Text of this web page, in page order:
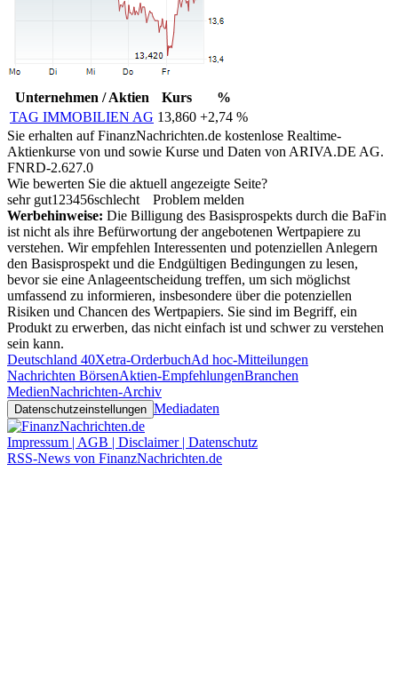
Unternehmen / Aktien Kurs
%
TAG IMMOBILIEN AG 13,860 +2,74 %
Sie erhalten auf FinanzNachrichten.de kostenlose Realtime-
Aktienkurse von und sowie Kurse und Daten von ARIVA.DE AG.
FNRD-2.627.0
Wie bewerten Sie die aktuell angezeigte Seite?
sehr gut1 23456schlecht
Problem melden
Werbehinweise: Die Billigung des Basisprospekts durch die BaFin
ist nicht als ihre Befürwortung der angebotenen Wertpapiere zu
verstehen. Wir empfehlen Interessenten und potenziellen Anlegern
den Basisprospekt und die Endgültigen Bedingungen zu lesen,
bevor sie eine Anlageentscheidung treffen, um sich möglichst
umfassend zu informieren, insbesondere über die potenziellen
Risiken und Chancen des Wertpapiers. Sie sind im Begriff, ein
Produkt zu erwerben, das nicht einfach ist und schwer zu verstehen
sein kann.
Deutschland 40Xetra-OrderbuchAd hoc-Mitteilungen
Nachrichten BörsenAktien-EmpfehlungenBranchen
MedienNachrichten-Archiv
Datenschutzeinstellungen Mediadaten
Impressum | AGB | Disclaimer | Datenschutz
RSS-News von FinanzNachrichten.de